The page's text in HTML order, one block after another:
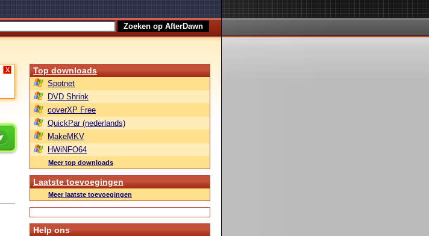
X Top downloads
Spotnet
DVD Shrink
coverXP Free
QuickPar (nederlands)
MakeMKV
HWiNFO64
Meer top downloads
Laatste toevoegingen
Meer laatste toevoegingen
Help ons